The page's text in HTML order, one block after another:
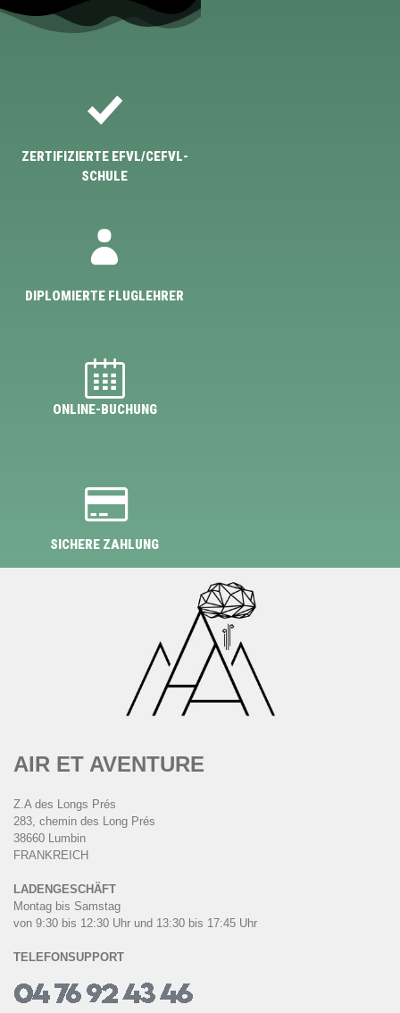
ZERTIFIZIERTE EFVL/CEFVL-
SCHULE
DIPLOMIERTE FLUGLEHRER
ONLINE-BUCHUNG
SICHERE ZAHLUNG
AIR ET AVENTURE
Z.A des Longs Prés
283, chemin des Long Prés
38660 Lumbin
FRANKREICH
LADENGESCHÄFT
Montag bis Samstag
von 9:30 bis 12:30 Uhr und 13:30 bis 17:45 Uhr
TELEFONSUPPORT